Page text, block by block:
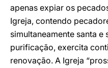
apenas expiar os
Igreja, contendo
simultaneamente santa e
purificação, exercita
renovação. A Igreja